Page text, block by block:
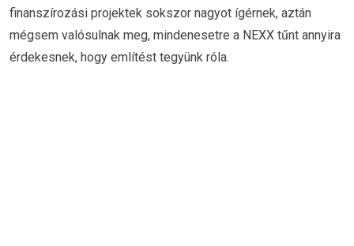
finanszírozási projektek sokszor nagyot ígérnek, aztán
mégsem valósulnak meg, mindenesetre a NEXX tűnt annyira
érdekesnek, hogy említést tegyünk róla.